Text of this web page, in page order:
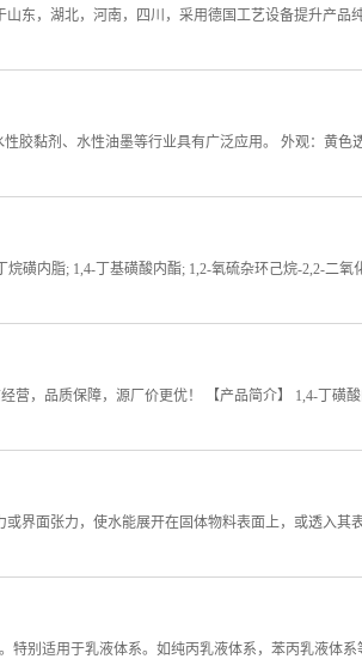
东，湖北，河南，四川，采用德国工艺设备提升产品
胶黏剂、水性油墨等行业具有广泛应用。 外观：黄
内脂; 1,4-丁基磺酸内酯; 1,2-氧硫杂环己烷-2,2-二氧
营，品质保障，源厂价更优！ 【产品简介】 1,4-丁磺
界面张力，使水能展开在固体物料表面上，或透入
特别适用于乳液体系。如纯丙乳液体系，苯丙乳液体